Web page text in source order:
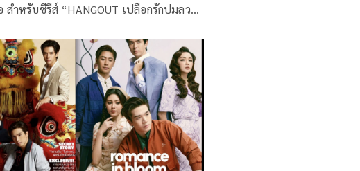
สำหรับซีรีส์ “HANGOUT เปลือกรักปมลวง”
-เอกนรี วชิรบรรจง ซึ่งได้ผู้กำกับ อ๊อฟ-พงษ์
รจง การันตีคุณภาพความเข้นข้นของห้า
ำอย่าง ป๊อก-ปิยธิดา มิตรธีรโรจน์, แพนเค้ก-
กรณ์, ขวัญ-อุษามณี ไวทยานนท์, โดนัท-มนัส
วงศ์สกุล และ ชิปปี้-ศิรินทร์ ปรีดียานนท์